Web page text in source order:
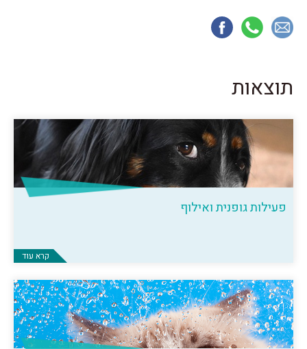
תוצאות
פעילות גופנית ואילוף
קרא עוד